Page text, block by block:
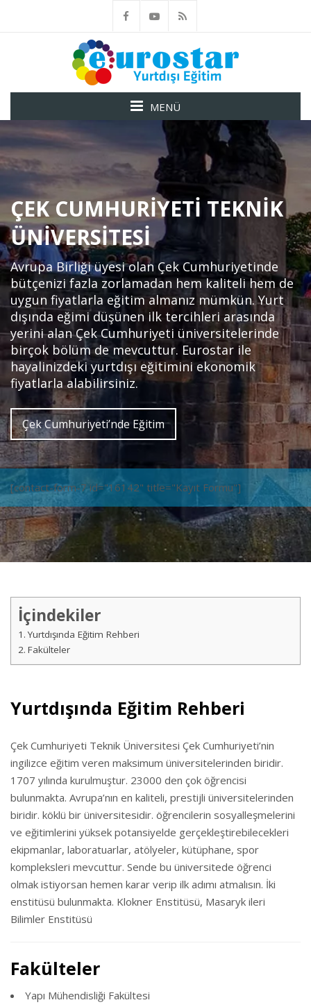
MENÜ
ÇEK CUMHURIYETI TEKNIK
ÜNIVERSITESI
Avrupa Birliği üyesi olan Çek Cumhuriyetinde
bütçenizi fazla zorlamadan hem kaliteli hem de
uygun fiyatlarla eğitim almanız mümkün. Yurt
dışında eğimi düşünen ilk tercihleri arasında
yerini alan Çek Cumhuriyeti üniversitelerinde
birçok bölüm de mevcuttur. Eurostar ile
hayalinizdeki yurtdışı eğitimini ekonomik
fiyatlarla alabilirsiniz.
Çek Cumhuriyeti’nde Eğitim
[contact-form-7 id="16142" title="Kayıt Formu"]
İçindekiler
Yurtdışında Eğitim Rehberi
Fakülteler
Yurtdışında Eğitim Rehberi
Çek Cumhuriyeti Teknik Üniversitesi Çek Cumhuriyeti’nin
ingilizce eğitim veren maksimum üniversitelerinden biridir.
1707 yılında kurulmuştur. 23000 den çok öğrencisi
bulunmakta. Avrupa’nın en kaliteli, prestijli üniversitelerinden
biridir. köklü bir üniversitesidir. öğrencilerin sosyalleşmelerini
ve eğitimlerini yüksek potansiyelde gerçekleştirebilecekleri
ekipmanlar, laboratuarlar, atölyeler, kütüphane, spor
kompleksleri mevcuttur. Sende bu üniversitede öğrenci
olmak istiyorsan hemen karar verip ilk adımı atmalısın. İki
enstitüsü bulunmakta. Klokner Enstitüsü, Masaryk ileri
Bilimler Enstitüsü
Fakülteler
Yapı Mühendisliği Fakültesi